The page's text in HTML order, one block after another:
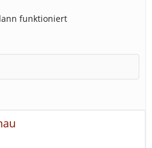
funktioniert